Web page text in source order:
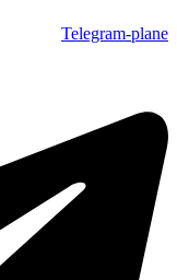
Telegram-plane